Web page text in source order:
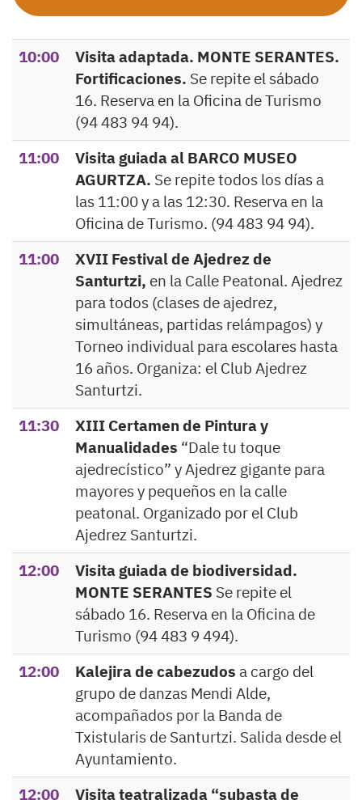
10:00
Visita adaptada. MONTE SERANTES.
Fortificaciones. Se repite el sábado
16. Reserva en la Oficina de Turismo
(94 483 94 94).
11:00
Visita guiada al BARCO MUSEO
AGURTZA. Se repite todos los días a
las 11:00 y a las 12:30. Reserva en la
Oficina de Turismo. (94 483 94 94).
11:00
XVII Festival de Ajedrez de
Santurtzi, en la Calle Peatonal. Ajedrez
para todos (clases de ajedrez,
simultáneas, partidas relámpagos) y
Torneo individual para escolares hasta
16 años. Organiza: el Club Ajedrez
Santurtzi.
11:30
XIII Certamen de Pintura y
Manualidades “Dale tu toque
ajedrecístico” y Ajedrez gigante para
mayores y pequeños en la calle
peatonal. Organizado por el Club
Ajedrez Santurtzi.
12:00
Visita guiada de biodiversidad.
MONTE SERANTES Se repite el
sábado 16. Reserva en la Oficina de
Turismo (94 483 9 494).
12:00
Kalejira de cabezudos a cargo del
grupo de danzas Mendi Alde,
acompañados por la Banda de
Txistularis de Santurtzi. Salida desde el
Ayuntamiento.
12:00
Visita teatralizada “subasta de